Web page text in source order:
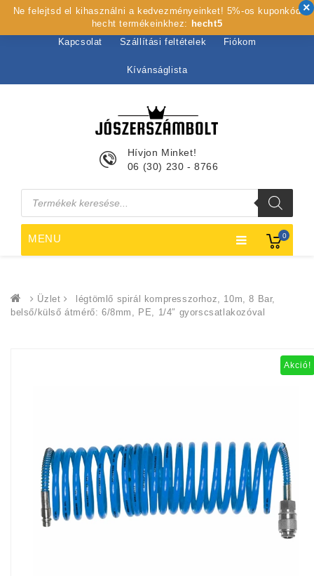
Kezdőlap Rólunk Webshop Szolgáltatások
Kapcsolat Szállítási feltételek Fiókom
Kívánságlista
0
Hívjon Minket!
06 (30) 230 - 8766
Products
search
MENU
Üzlet
légtömlő spirál kompresszorhoz, 10m, 8 Bar,
belső/külső átmérő: 6/8mm, PE, 1/4″ gyorscsatlakozóval
Akció!
Ne felejtsd el kihasználni a kedvezményeinket! 5%-os kuponkód
hecht termékeinkhez: hecht5